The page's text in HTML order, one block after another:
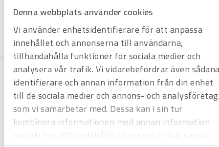
Denna webbplats använder cookies
Vi använder enhetsidentifierare för att anpassa
innehållet och annonserna till användarna,
tillhandahålla funktioner för sociala medier och
analysera vår trafik. Vi vidarebefordrar även sådana
identifierare och annan information från din enhet
till de sociala medier och annons- och analysföretag
som vi samarbetar med. Dessa kan i sin tur
kombinera informationen med annan information
Varuko
rg
Gripvidd 85 mm. L=770 mm
Varuko
rg